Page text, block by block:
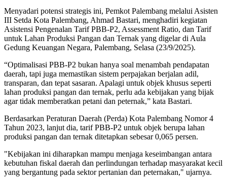
Menyadari potensi strategis ini, Pemkot Palembang melalui Asisten
III Setda Kota Palembang, Ahmad Bastari, menghadiri kegiatan
Asistensi Pengenalan Tarif PBB-P2, Assessment Ratio, dan Tarif
untuk Lahan Produksi Pangan dan Ternak yang digelar di Aula
Gedung Keuangan Negara, Palembang, Selasa (23/9/2025).
“Optimalisasi PBB-P2 bukan hanya soal menambah pendapatan
daerah, tapi juga memastikan sistem perpajakan berjalan adil,
transparan, dan tepat sasaran. Apalagi untuk objek khusus seperti
lahan produksi pangan dan ternak, perlu ada kebijakan yang bijak
agar tidak memberatkan petani dan peternak,” kata Bastari.
Berdasarkan Peraturan Daerah (Perda) Kota Palembang Nomor 4
Tahun 2023, lanjut dia, tarif PBB-P2 untuk objek berupa lahan
produksi pangan dan ternak ditetapkan sebesar 0,065 persen.
"Kebijakan ini diharapkan mampu menjaga keseimbangan antara
kebutuhan fiskal daerah dan perlindungan terhadap masyarakat kecil
yang bergantung pada sektor pertanian dan peternakan," ujarnya.